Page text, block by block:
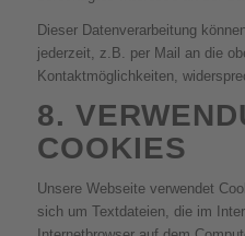
Dieser Datenverarbeitung
jederzeit, z.B. per Mail an die
Kontaktmöglichkeiten,
8.
COOKIES
Unsere Webseite verwendet
sich um Textdateien, die im